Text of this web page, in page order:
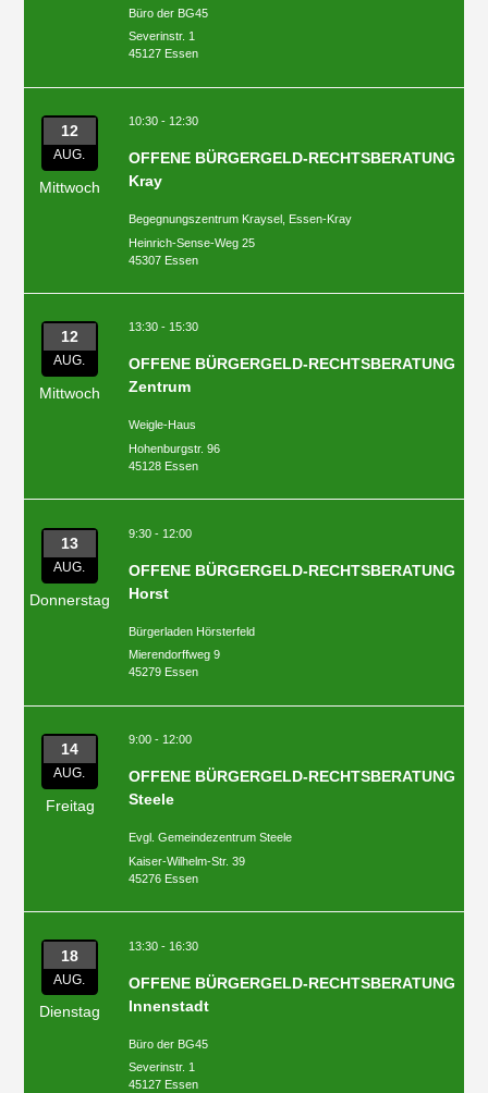
Büro der BG45
Severinstr. 1
45127 Essen
12
AUG.
Mittwoch
10:30 - 12:30
OFFENE BÜRGERGELD-RECHTSBERATUNG
Kray
Begegnungszentrum Kraysel, Essen-Kray
Heinrich-Sense-Weg 25
45307 Essen
12
AUG.
Mittwoch
13:30 - 15:30
OFFENE BÜRGERGELD-RECHTSBERATUNG
Zentrum
Weigle-Haus
Hohenburgstr. 96
45128 Essen
13
AUG.
Donnerstag
9:30 - 12:00
OFFENE BÜRGERGELD-RECHTSBERATUNG
Horst
Bürgerladen Hörsterfeld
Mierendorffweg 9
45279 Essen
14
AUG.
Freitag
9:00 - 12:00
OFFENE BÜRGERGELD-RECHTSBERATUNG
Steele
Evgl. Gemeindezentrum Steele
Kaiser-Wilhelm-Str. 39
45276 Essen
18
AUG.
Dienstag
13:30 - 16:30
OFFENE BÜRGERGELD-RECHTSBERATUNG
Innenstadt
Büro der BG45
Severinstr. 1
45127 Essen